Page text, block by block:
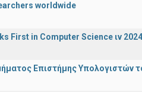
worldwide
First in Computer Science ιν 2024
Επιστήμης Υπολογιστών